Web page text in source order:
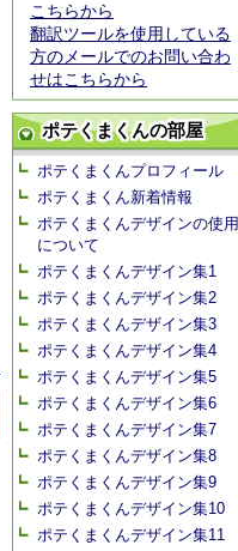
こちらから
翻訳ツールを使用している
方のメールでのお問い合わ
せはこちらから
ポテくまくんの部屋
ポテくまくんプロフィール
ポテくまくん新着情報
ポテくまくんデザインの使用
について
ポテくまくんデザイン集1
ポテくまくんデザイン集2
ポテくまくんデザイン集3
ポテくまくんデザイン集4
ポテくまくんデザイン集5
ポテくまくんデザイン集6
ポテくまくんデザイン集7
ポテくまくんデザイン集8
ポテくまくんデザイン集9
ポテくまくんデザイン集10
ポテくまくんデザイン集11